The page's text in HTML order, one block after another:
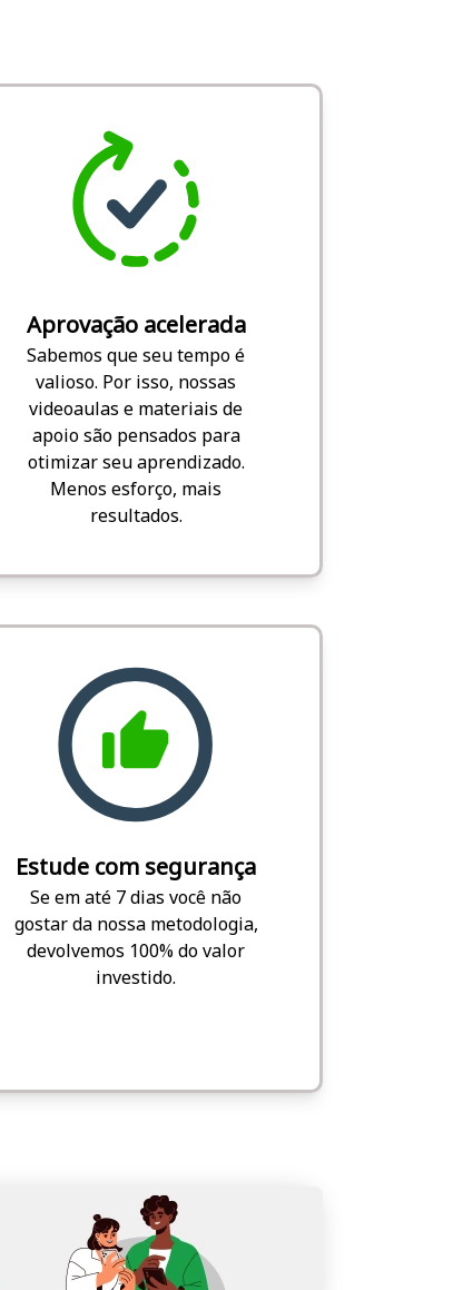
Aprovação acelerada
Sabemos que seu tempo é
valioso. Por isso, nossas
videoaulas e materiais de
apoio são pensados para
otimizar seu aprendizado.
Menos esforço, mais
resultados.
Estude com segurança
Se em até 7 dias você não
gostar da nossa metodologia,
devolvemos 100% do valor
investido.